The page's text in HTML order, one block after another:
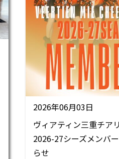
2026年06月03日
ヴィアティン三重チア
2026-27シーズメンバ
らせ